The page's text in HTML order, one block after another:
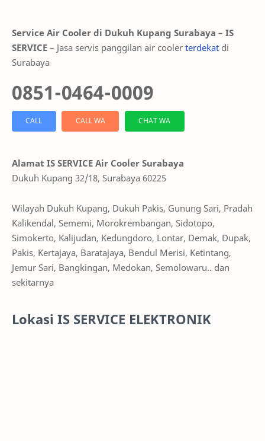
Service Air Cooler di Dukuh Kupang Surabaya – IS
SERVICE – Jasa servis panggilan air cooler terdekat di
Surabaya
0851-0464-0009
CALL CALL WA CHAT WA
Alamat IS SERVICE Air Cooler Surabaya
Dukuh Kupang 32/18, Surabaya 60225
Wilayah Dukuh Kupang, Dukuh Pakis, Gunung Sari, Pradah
Kalikendal, Sememi, Morokrembangan, Sidotopo,
Simokerto, Kalijudan, Kedungdoro, Lontar, Demak, Dupak,
Pakis, Kertajaya, Baratajaya, Bendul Merisi, Ketintang,
Jemur Sari, Bangkingan, Medokan, Semolowaru.. dan
sekitarnya
Lokasi IS SERVICE ELEKTRONIK